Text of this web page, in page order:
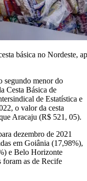
básica no Nordeste,
segundo menor do
Cesta Básica de
de Estatística e
o valor da cesta
Aracaju (R$ 521, 05).
dezembro de 2021
em Goiânia (17,98%),
e Belo Horizonte
foram as de Recife